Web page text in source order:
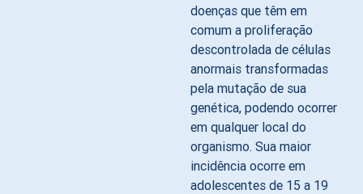
doenças que têm em
comum a proliferação
descontrolada de células
anormais transformadas
pela mutação de sua
genética, podendo ocorrer
em qualquer local do
organismo. Sua maior
incidência ocorre em
adolescentes de 15 a 19